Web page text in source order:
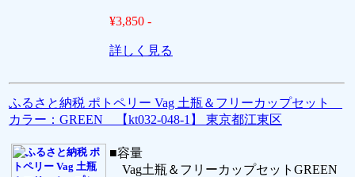
¥3,850 -
詳しく見る
ふるさと納税 ポトペリー Vag 土瓶＆フリーカップセット
カラー：GREEN 【kt032-048-1】 東京都江東区
■容量
Vag土瓶＆フリーカップセットGREEN